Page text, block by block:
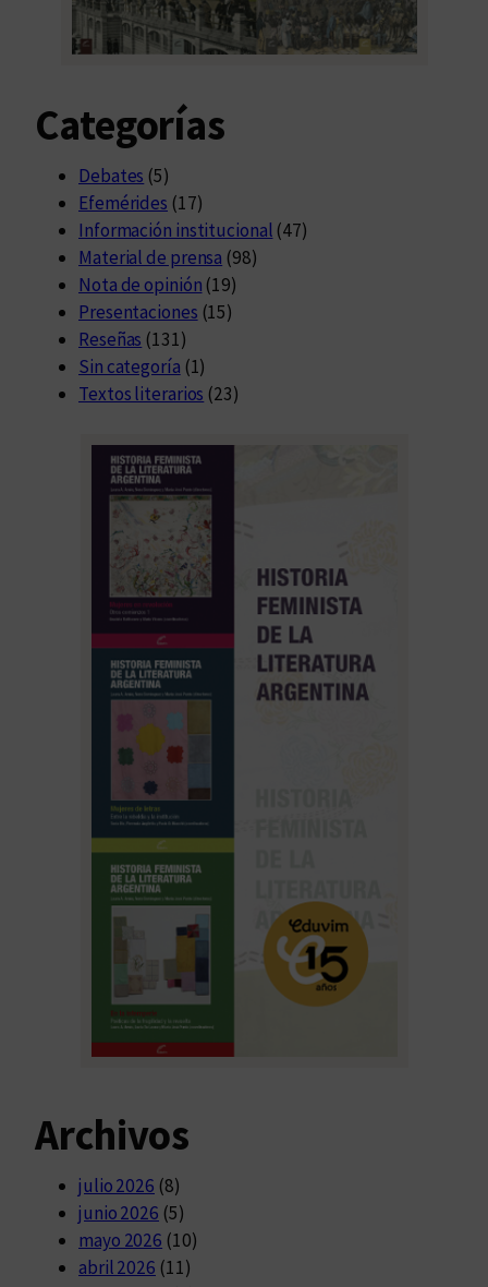
Categorías
Debates (5)
Efemérides (17)
Información institucional (47)
Material de prensa (98)
Nota de opinión (19)
Presentaciones (15)
Reseñas (131)
Sin categoría (1)
Textos literarios (23)
Archivos
julio 2026 (8)
junio 2026 (5)
mayo 2026 (10)
abril 2026 (11)